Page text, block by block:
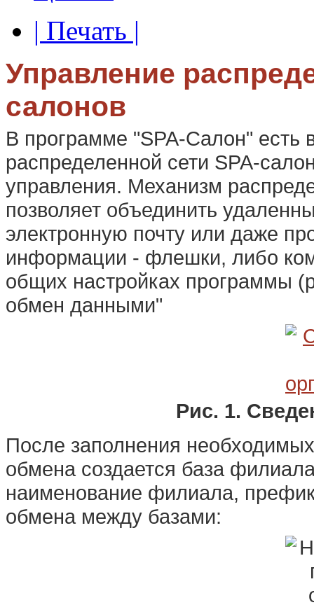
| Печать |
Управление
салонов
В программе "SPA-Салон" есть
распределенной сети SPA-
управления. Механизм
позволяет объединить
электронную почту или даже
информации - флешки, либо
общих настройках программы
обмен данными"
Рис. 1.
После заполнения
обмена создается база
наименование филиала,
обмена между базами: